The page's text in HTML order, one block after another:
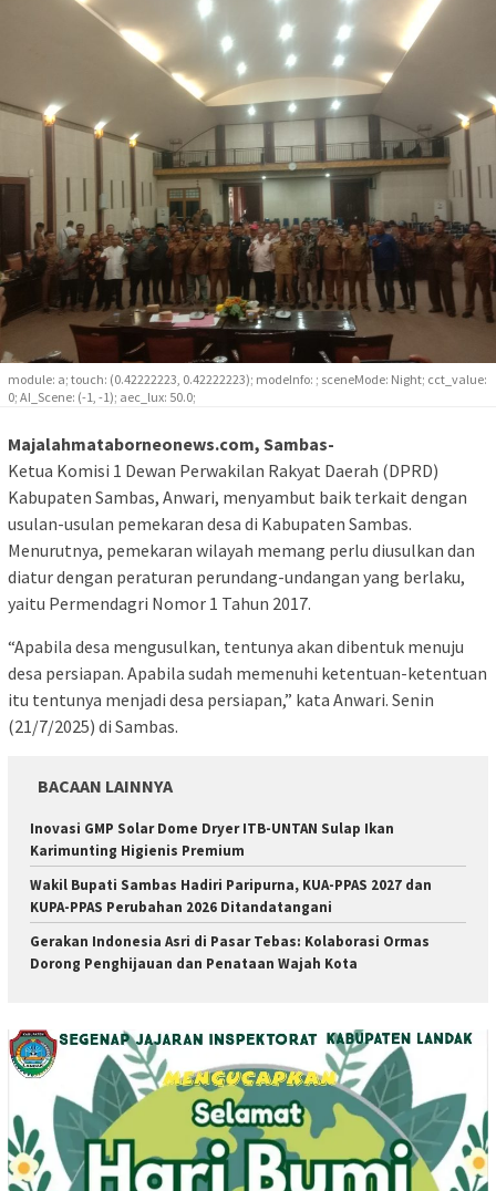
module: a; touch: (0.42222223, 0.42222223); modeInfo: ; sceneMode: Night; cct_value:
0; AI_Scene: (-1, -1); aec_lux: 50.0;
Majalahmataborneonews.com, Sambas-
Ketua Komisi 1 Dewan Perwakilan Rakyat Daerah (DPRD)
Kabupaten Sambas, Anwari, menyambut baik terkait dengan
usulan-usulan pemekaran desa di Kabupaten Sambas.
Menurutnya, pemekaran wilayah memang perlu diusulkan dan
diatur dengan peraturan perundang-undangan yang berlaku,
yaitu Permendagri Nomor 1 Tahun 2017.
“Apabila desa mengusulkan, tentunya akan dibentuk menuju
desa persiapan. Apabila sudah memenuhi ketentuan-ketentuan
itu tentunya menjadi desa persiapan,” kata Anwari. Senin
(21/7/2025) di Sambas.
BACAAN LAINNYA
Inovasi GMP Solar Dome Dryer ITB-UNTAN Sulap Ikan
Karimunting Higienis Premium
Wakil Bupati Sambas Hadiri Paripurna, KUA-PPAS 2027 dan
KUPA-PPAS Perubahan 2026 Ditandatangani
Gerakan Indonesia Asri di Pasar Tebas: Kolaborasi Ormas
Dorong Penghijauan dan Penataan Wajah Kota